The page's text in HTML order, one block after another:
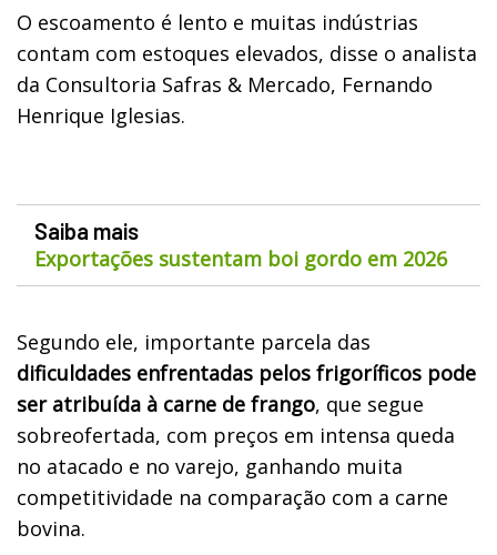
O escoamento é lento e muitas indústrias
contam com estoques elevados, disse o analista
da Consultoria Safras & Mercado, Fernando
Henrique Iglesias.
Saiba mais
Exportações sustentam boi gordo em 2026
Segundo ele, importante parcela das
dificuldades enfrentadas pelos frigoríficos pode
ser atribuída à carne de frango, que segue
sobreofertada, com preços em intensa queda
no atacado e no varejo, ganhando muita
competitividade na comparação com a carne
bovina.